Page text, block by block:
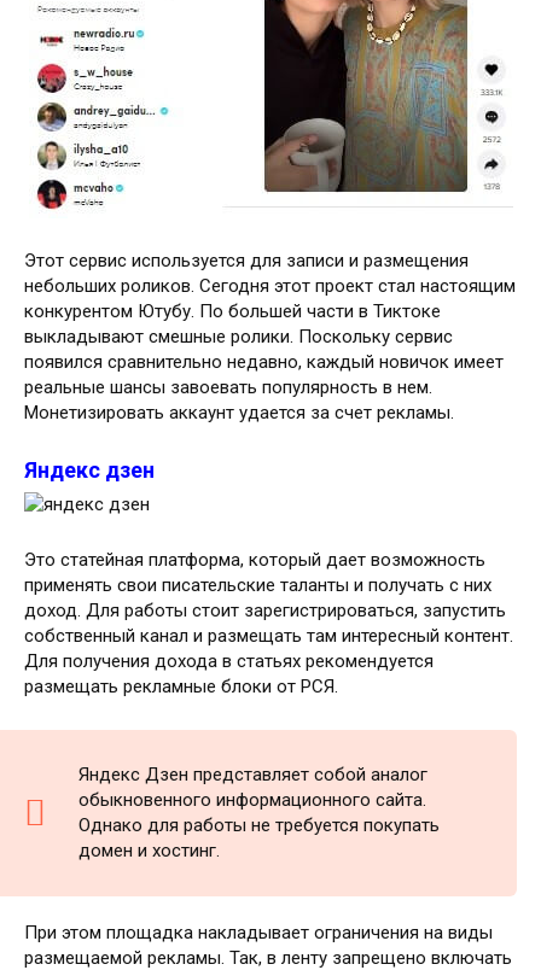
Этот сервис используется для записи и размещения
небольших роликов. Сегодня этот проект стал настоящим
конкурентом Ютубу. По большей части в Тиктоке
выкладывают смешные ролики. Поскольку сервис
появился сравнительно недавно, каждый новичок имеет
реальные шансы завоевать популярность в нем.
Монетизировать аккаунт удается за счет рекламы.
Яндекс дзен
Это статейная платформа, который дает возможность
применять свои писательские таланты и получать с них
доход. Для работы стоит зарегистрироваться, запустить
собственный канал и размещать там интересный контент.
Для получения дохода в статьях рекомендуется
размещать рекламные блоки от РСЯ.
Яндекс Дзен представляет собой аналог
обыкновенного информационного сайта.
Однако для работы не требуется покупать
домен и хостинг.
При этом площадка накладывает ограничения на виды
размещаемой рекламы. Так, в ленту запрещено включать